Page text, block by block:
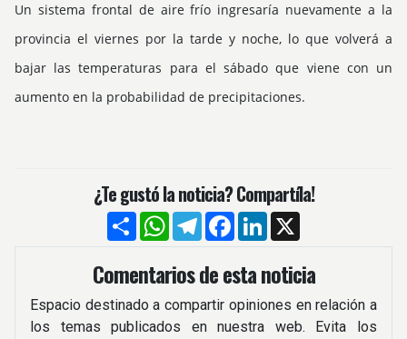
Un sistema frontal de aire frío ingresaría nuevamente a la
provincia el viernes por la tarde y noche, lo que volverá a
bajar las temperaturas para el sábado que viene con un
aumento en la probabilidad de precipitaciones.
¿Te gustó la noticia? Compartíla!
CompartirWhatsApp
TelegramFacebook
LinkedIn
Comentarios de esta noticia
Espacio destinado a compartir opiniones en relación a
los temas publicados en nuestra web. Evita los